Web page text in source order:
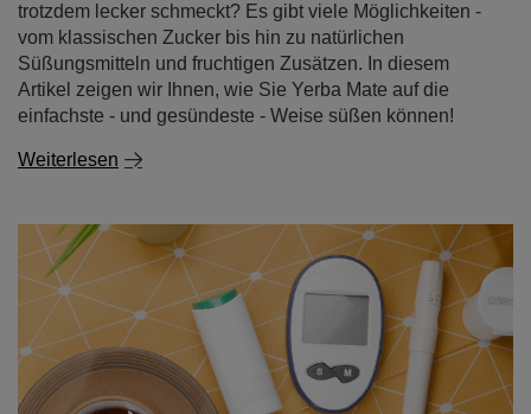
trotzdem lecker schmeckt? Es gibt viele Möglichkeiten -
vom klassischen Zucker bis hin zu natürlichen
Süßungsmitteln und fruchtigen Zusätzen. In diesem
Artikel zeigen wir Ihnen, wie Sie Yerba Mate auf die
einfachste - und gesündeste - Weise süßen können!
Weiterlesen